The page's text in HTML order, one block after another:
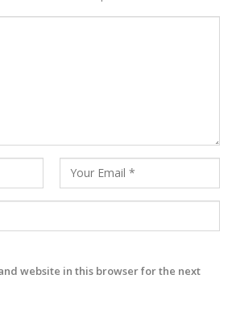
website in this browser for the next